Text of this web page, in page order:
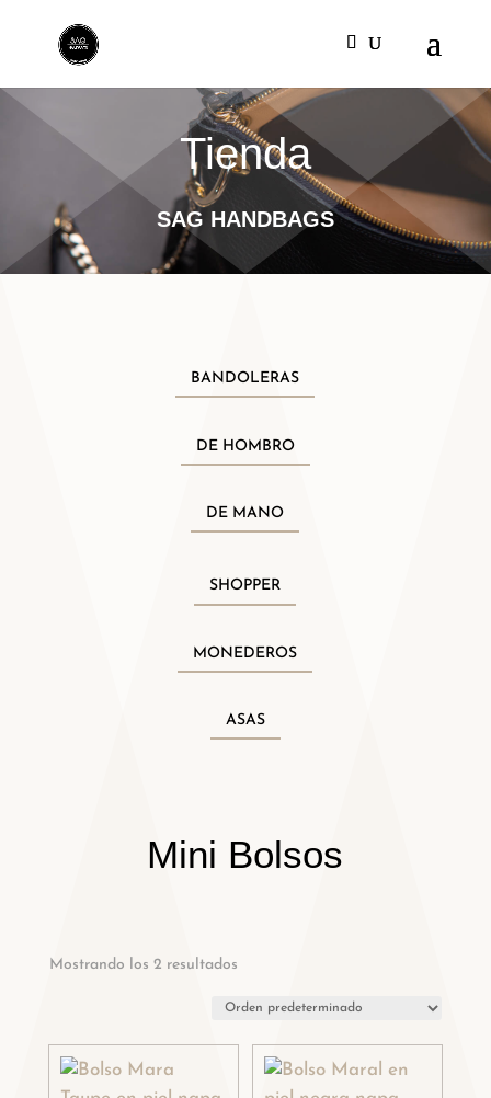
Tienda
SAG HANDBAGS
BANDOLERAS
DE HOMBRO
DE MANO
SHOPPER
MONEDEROS
ASAS
Mini Bolsos
Mostrando los 2 resultados